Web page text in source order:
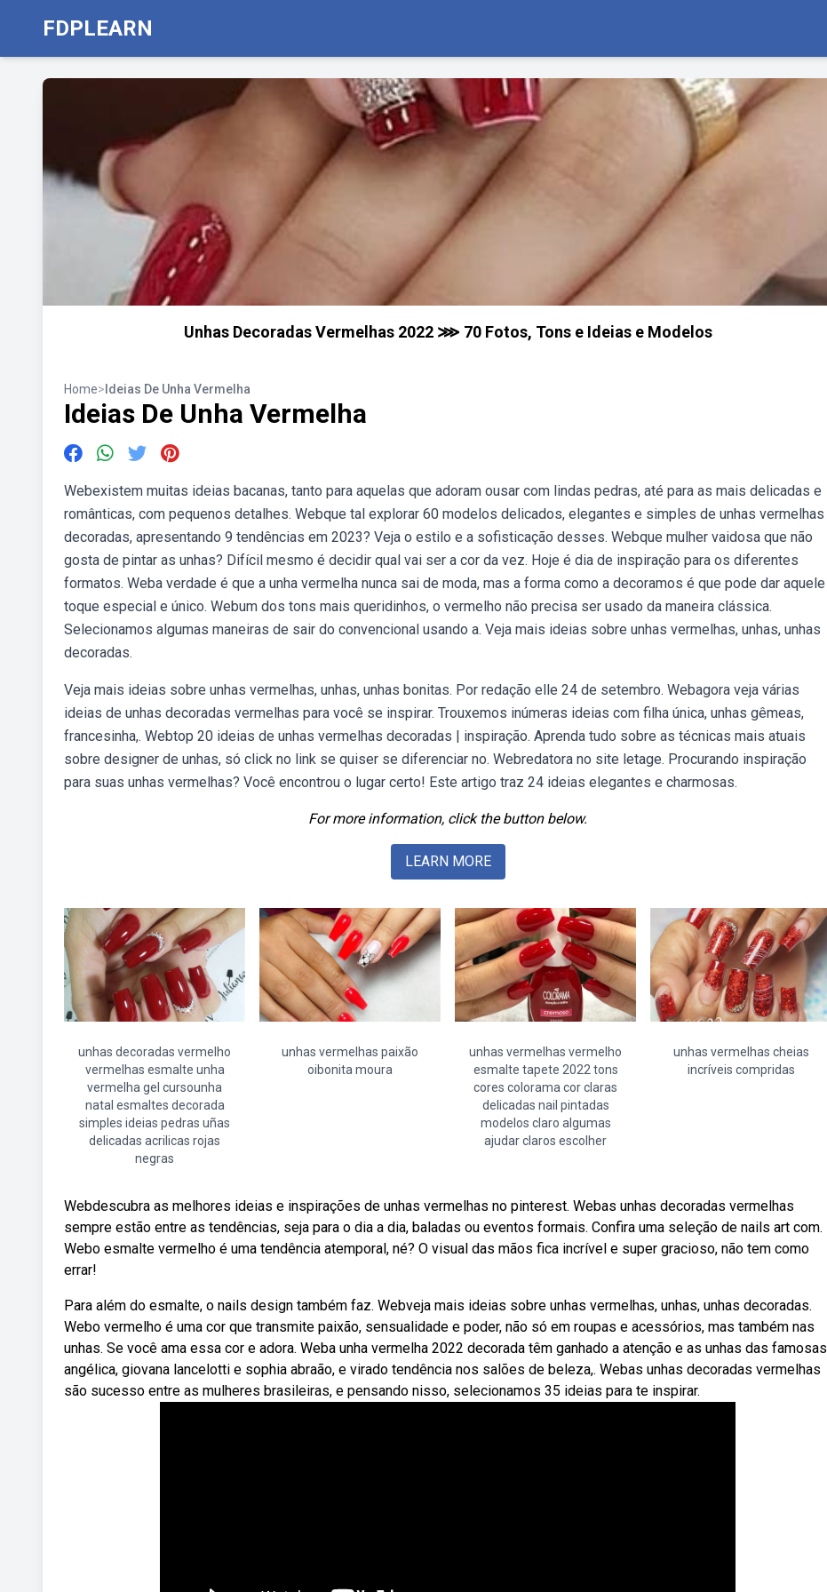
FDPLEARN
Unhas Decoradas Vermelhas 2022 ⋙ 70 Fotos, Tons e Ideias e Modelos
Home> Ideias De Unha Vermelha
Ideias De Unha Vermelha
Webexistem muitas ideias bacanas, tanto para aquelas que adoram ousar com lindas pedras, até para as mais delicadas e
românticas, com pequenos detalhes. Webque tal explorar 60 modelos delicados, elegantes e simples de unhas vermelhas
decoradas, apresentando 9 tendências em 2023? Veja o estilo e a sofisticação desses. Webque mulher vaidosa que não
gosta de pintar as unhas? Difícil mesmo é decidir qual vai ser a cor da vez. Hoje é dia de inspiração para os diferentes
formatos. Weba verdade é que a unha vermelha nunca sai de moda, mas a forma como a decoramos é que pode dar aquele
toque especial e único. Webum dos tons mais queridinhos, o vermelho não precisa ser usado da maneira clássica.
Selecionamos algumas maneiras de sair do convencional usando a. Veja mais ideias sobre unhas vermelhas, unhas, unhas
decoradas.
Veja mais ideias sobre unhas vermelhas, unhas, unhas bonitas. Por redação elle 24 de setembro. Webagora veja várias
ideias de unhas decoradas vermelhas para você se inspirar. Trouxemos inúmeras ideias com filha única, unhas gêmeas,
francesinha,. Webtop 20 ideias de unhas vermelhas decoradas | inspiração. Aprenda tudo sobre as técnicas mais atuais
sobre designer de unhas, só click no link se quiser se diferenciar no. Webredatora no site letage. Procurando inspiração
para suas unhas vermelhas? Você encontrou o lugar certo! Este artigo traz 24 ideias elegantes e charmosas.
For more information, click the button below.
LEARN MORE
unhas decoradas vermelho
vermelhas esmalte unha
vermelha gel cursounha
natal esmaltes decorada
simples ideias pedras uñas
delicadas acrilicas rojas
negras
unhas vermelhas paixão
oibonita moura
unhas vermelhas vermelho
esmalte tapete 2022 tons
cores colorama cor claras
delicadas nail pintadas
modelos claro algumas
ajudar claros escolher
unhas vermelhas cheias
incríveis compridas
Webdescubra as melhores ideias e inspirações de unhas vermelhas no pinterest. Webas unhas decoradas vermelhas
sempre estão entre as tendências, seja para o dia a dia, baladas ou eventos formais. Confira uma seleção de nails art com.
Webo esmalte vermelho é uma tendência atemporal, né? O visual das mãos fica incrível e super gracioso, não tem como
errar!
Para além do esmalte, o nails design também faz. Webveja mais ideias sobre unhas vermelhas, unhas, unhas decoradas.
Webo vermelho é uma cor que transmite paixão, sensualidade e poder, não só em roupas e acessórios, mas também nas
unhas. Se você ama essa cor e adora. Weba unha vermelha 2022 decorada têm ganhado a atenção e as unhas das famosas
angélica, giovana lancelotti e sophia abraão, e virado tendência nos salões de beleza,. Webas unhas decoradas vermelhas
são sucesso entre as mulheres brasileiras, e pensando nisso, selecionamos 35 ideias para te inspirar.